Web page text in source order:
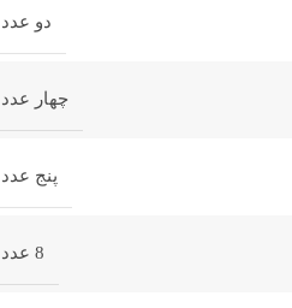
دو عدد
چهار عدد
پنج عدد
8 عدد